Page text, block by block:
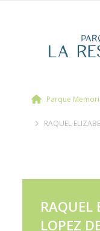
Parque
RAQUEL
RAQUEL
LOPEZ